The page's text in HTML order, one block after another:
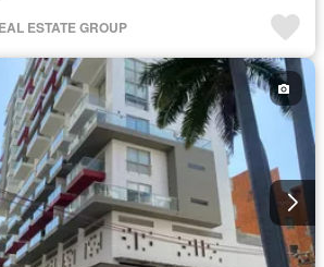
ESTATE GROUP